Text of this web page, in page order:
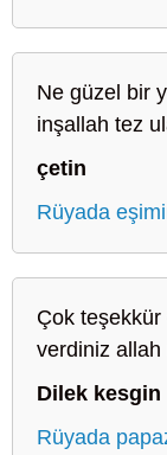
Ne güzel bir
inşallah tez
çetin
Rüyada
Çok teşekkür
verdiniz allah
Dilek kesgin
Rüyada